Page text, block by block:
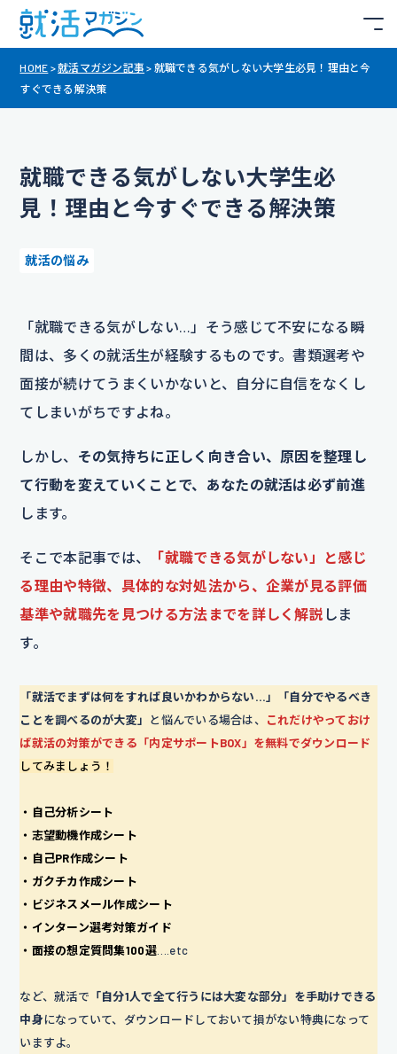
HOME >就活マガジン記事 > 就職できる気がしない大学生必見！理由と今
すぐできる解決策
就職できる気がしない大学生必
見！理由と今すぐできる解決策
就活の悩み
「就職できる気がしない…」そう感じて不安になる瞬
間は、多くの就活生が経験するものです。書類選考や
面接が続けてうまくいかないと、自分に自信をなくし
てしまいがちですよね。
しかし、 その気持ちに正しく向き合い、原因を整理し
て行動を変えていくことで、あなたの就活は必ず前進
します。
そこで本記事では、
「就職できる気がしない」と感じ
る理由や特徴、具体的な対処法から、企業が見る評価
基準や就職先を見つける方法までを詳しく解説 しま
す。
「就活でまずは何をすれば良いかわからない…」「自分でやるべき
ことを調べるのが大変」
と悩んでいる場合は、
これだけやっておけ
ば就活の対策ができる「内定サポートBOX」を無料でダウンロード
してみましょう！
・自己分析シート
・志望動機作成シート
・自己PR作成シート
・ガクチカ作成シート
・ビジネスメール作成シート
・インターン選考対策ガイド
・面接の想定質問集100選….etc
など、就活で 「自分1人で全て行うには大変な部分」を手助けできる
中身になっていて、ダウンロードしておいて損がない特典になって
いますよ。